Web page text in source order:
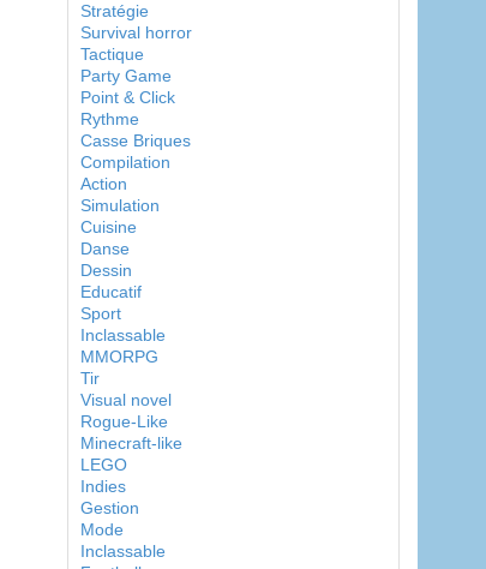
Stratégie
Survival horror
Tactique
Party Game
Point & Click
Rythme
Casse Briques
Compilation
Action
Simulation
Cuisine
Danse
Dessin
Educatif
Sport
Inclassable
MMORPG
Tir
Visual novel
Rogue-Like
Minecraft-like
LEGO
Indies
Gestion
Mode
Inclassable